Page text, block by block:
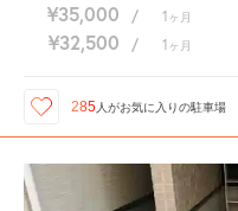
¥35,000 / 1 ヶ月
¥32,500 / 1 ヶ月
285人がお気に入りの駐車場